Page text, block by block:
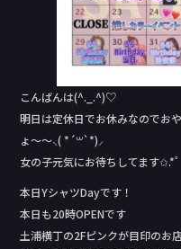
こんばんは(^._.^)♡
明日は定休日でお休みなのでお
ょ〜〜⸜( *´꒳`*)⸝
女の子元気にお待ちしてます✩.*˚
本日YシャツDay‬です！
本日も20時OPENです
土浦横丁の2Fピンクが目印のお